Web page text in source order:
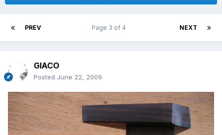
PREV NEXT
Page 3 of 4
GIACO
Posted June 22, 2009